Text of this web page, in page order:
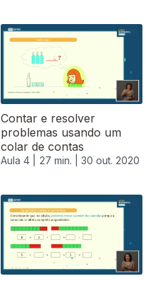
Contar e resolver
problemas usando um
colar de contas
Aula 4 | 27 min. | 30 out. 2020